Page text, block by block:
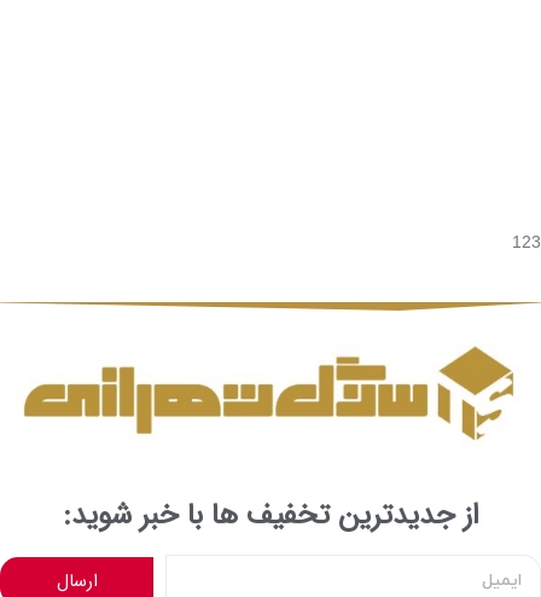
123
از جدیدترین تخفیف ها با خبر شوید:
ارسال